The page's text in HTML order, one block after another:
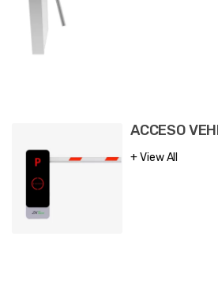
ACCESO
View All